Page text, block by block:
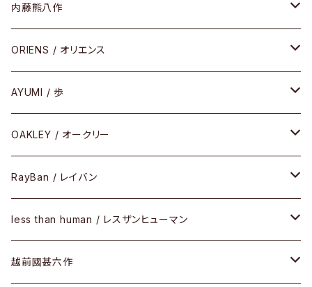
HEAVY EDITION
COMBI （コンビシリーズ）
PREMIUM（プレミアムシリーズ）
PLASTIC（プラスティックシリーズ）
SIRMONT（サーモントシリーズ）
SUNSHIFT
ケア用品
セル
コンビ
メタル
セル
コンビ
内藤熊八作
セル
メタル
コンビ
ORIENS / オリエンス
セルフレーム
メタルフレーム
その他
AYUMI / 歩
セルフレーム
OAKLEY / オークリー
メガネフレーム
サングラス
Frogskins(フロッグスキン )
その他
RayBan / レイバン
メガネフレーム
サングラス
less than human / レスザンヒューマン
メガネフレーム
越前國甚六作